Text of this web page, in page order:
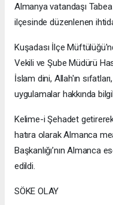
Almanya vatandaşı Tabea
ilçesinde düzenlenen
Kuşadası İlçe
Vekili ve Şube Müdürü
İslam dini, Allah'ın
uygulamalar hakkında
Kelime-i Şehadet
hatıra olarak Almanca
Başkanlığı’nın Almanca
edildi.
SÖKE OLAY